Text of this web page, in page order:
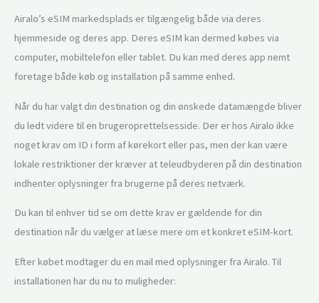
Airalo’s eSIM markedsplads er tilgængelig både via deres
hjemmeside og deres app. Deres eSIM kan dermed købes via
computer, mobiltelefon eller tablet. Du kan med deres app nemt
foretage både køb og installation på samme enhed.
Når du har valgt din destination og din ønskede datamængde bliver
du ledt videre til en brugeroprettelsesside. Der er hos Airalo ikke
noget krav om ID i form af kørekort eller pas, men der kan være
lokale restriktioner der kræver at teleudbyderen på din destination
indhenter oplysninger fra brugerne på deres netværk.
Du kan til enhver tid se om dette krav er gældende for din
destination når du vælger at læse mere om et konkret eSIM-kort.
Efter købet modtager du en mail med oplysninger fra Airalo. Til
installationen har du nu to muligheder: